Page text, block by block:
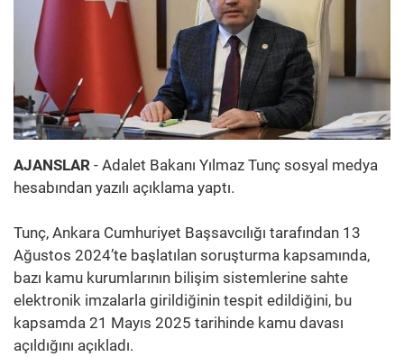
AJANSLAR - Adalet Bakanı Yılmaz Tunç sosyal medya
hesabından yazılı açıklama yaptı.
Tunç, Ankara Cumhuriyet Başsavcılığı tarafından 13
Ağustos 2024’te başlatılan soruşturma kapsamında,
bazı kamu kurumlarının bilişim sistemlerine sahte
elektronik imzalarla girildiğinin tespit edildiğini, bu
kapsamda 21 Mayıs 2025 tarihinde kamu davası
açıldığını açıkladı.